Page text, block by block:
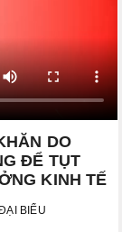
DO
ĐỂ TỤT
KINH TẾ
BIỂU